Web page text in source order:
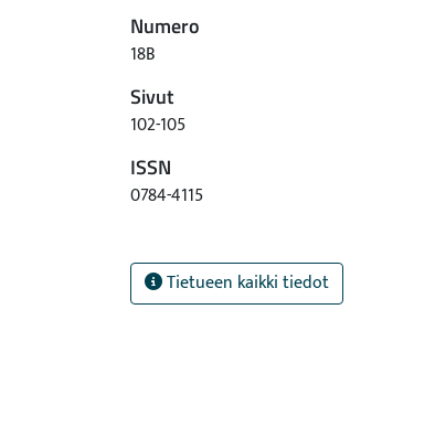
Numero
18B
Sivut
102-105
ISSN
0784-4115
Tietueen kaikki tiedot